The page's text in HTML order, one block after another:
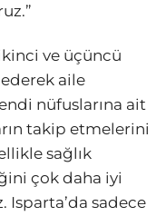
ve üçüncü
aile
nüfuslarına ait
takip etmelerini
sağlık
çok daha iyi
sadece